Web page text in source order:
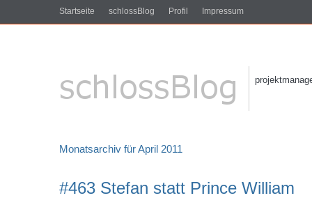
Startseite schlossBlog Profil Impressum
Monatsarchiv für April 2011
#463 Stefan statt Prince William